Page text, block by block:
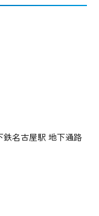
鉄名古屋駅 地下通路